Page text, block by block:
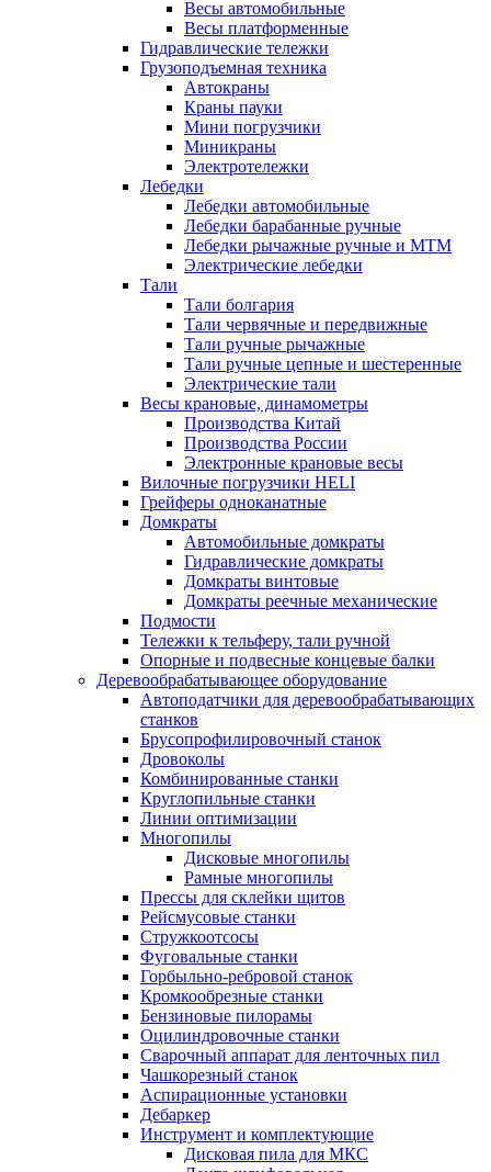
Весы автомобильные
Весы платформенные
Гидравлические тележки
Грузоподъемная техника
Автокраны
Краны пауки
Мини погрузчики
Миникраны
Электротележки
Лебедки
Лебедки автомобильные
Лебедки барабанные ручные
Лебедки рычажные ручные и МТМ
Электрические лебедки
Тали
Тали болгария
Тали червячные и передвижные
Тали ручные рычажные
Тали ручные цепные и шестеренные
Электрические тали
Весы крановые, динамометры
Производства Китай
Производства России
Электронные крановые весы
Вилочные погрузчики HELI
Грейферы одноканатные
Домкраты
Автомобильные домкраты
Гидравлические домкраты
Домкраты винтовые
Домкраты реечные механические
Подмости
Тележки к тельферу, тали ручной
Опорные и подвесные концевые балки
Деревообрабатывающее оборудование
Автоподатчики для деревообрабатывающих
станков
Брусопрофилировочный станок
Дровоколы
Комбинированные станки
Круглопильные станки
Линии оптимизации
Многопилы
Дисковые многопилы
Рамные многопилы
Прессы для склейки щитов
Рейсмусовые станки
Стружкоотсосы
Фуговальные станки
Горбыльно-ребровой станок
Кромкообрезные станки
Бензиновые пилорамы
Оцилиндровочные станки
Сварочный аппарат для ленточных пил
Чашкорезный станок
Аспирационные установки
Дебаркер
Инструмент и комплектующие
Дисковая пила для МКС